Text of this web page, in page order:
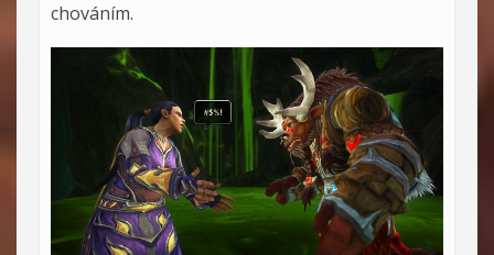
chováním.